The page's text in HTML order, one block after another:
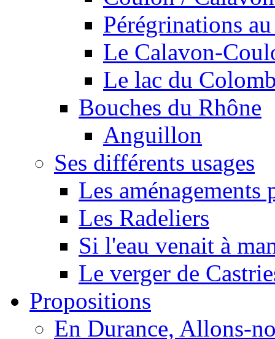
Pérégrinations
Le Calavon-
Le lac du
Bouches du Rhône
Anguillon
Ses différents usages
Les
Les Radeliers
Si l'eau venait à
Le verger de
Propositions
En Durance, Allons-